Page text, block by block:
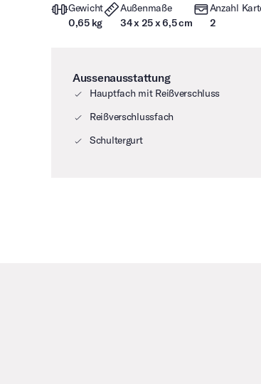
Gewicht
0,65 kg
Außenmaße
34 x 25 x 6,5 cm
Anzahl
2
Aussenausstattung
Hauptfach mit Reißverschluss
Reißverschlussfach
Schultergurt